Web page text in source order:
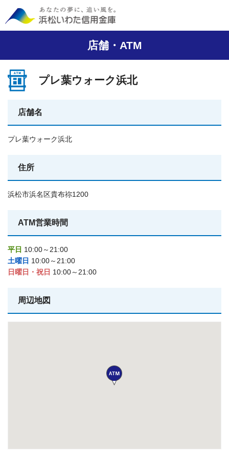
店舗・ATM
プレ葉ウォーク浜北
店舗名
プレ葉ウォーク浜北
住所
浜松市浜名区貴布祢1200
ATM営業時間
平日 10:00～21:00
土曜日 10:00～21:00
日曜日・祝日 10:00～21:00
周辺地図